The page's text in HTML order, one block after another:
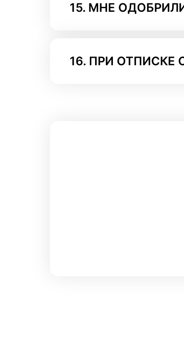
15. МНЕ
16. ПРИ ОТПИСКЕ